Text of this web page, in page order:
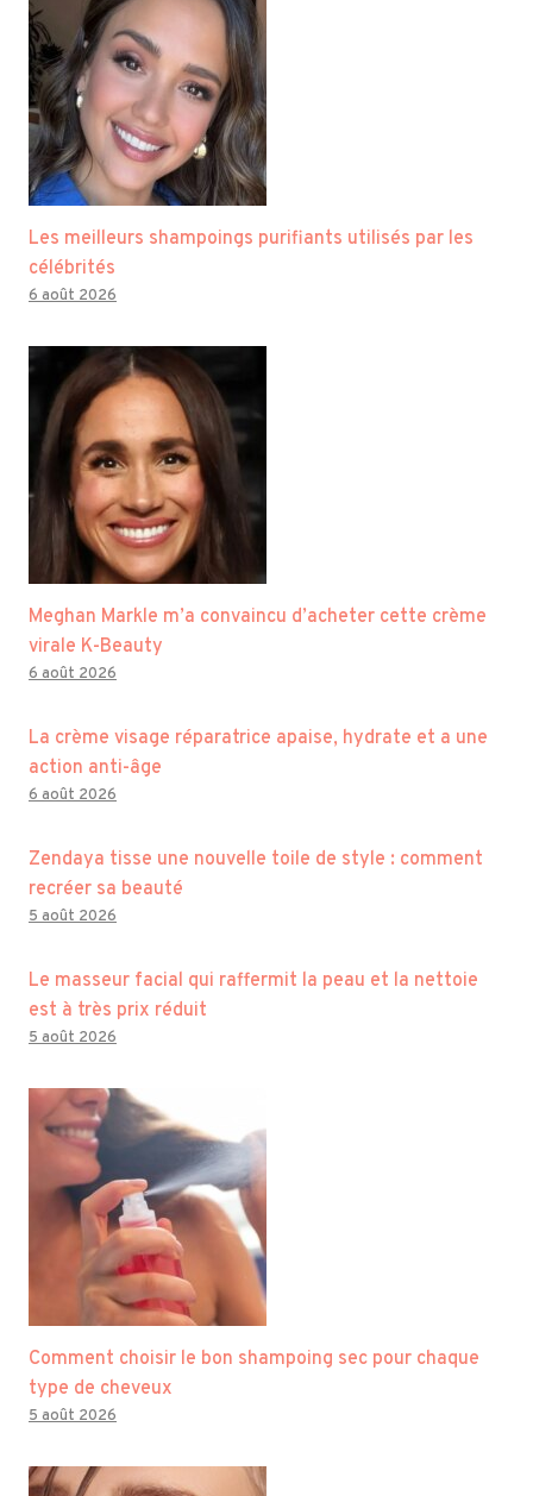
Les meilleurs shampoings purifiants utilisés par les
célébrités
6 août 2026
Meghan Markle m’a convaincu d’acheter cette crème
virale K-Beauty
6 août 2026
La crème visage réparatrice apaise, hydrate et a une
action anti-âge
6 août 2026
Zendaya tisse une nouvelle toile de style : comment
recréer sa beauté
5 août 2026
Le masseur facial qui raffermit la peau et la nettoie
est à très prix réduit
5 août 2026
Comment choisir le bon shampoing sec pour chaque
type de cheveux
5 août 2026